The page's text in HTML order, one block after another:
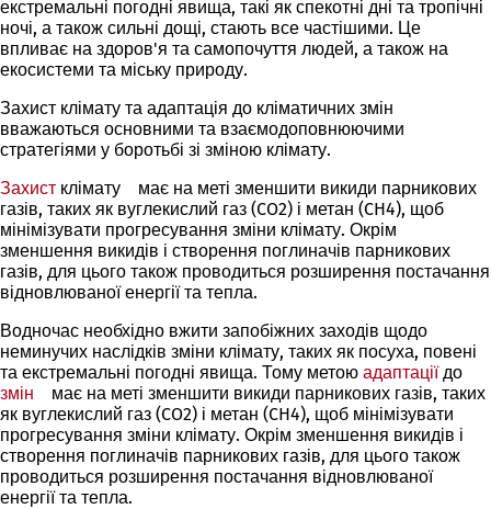
екстремальні погодні явища, такі як спекотні дні та тропічні
ночі, а також сильні дощі, стають все частішими. Це
впливає на здоров'я та самопочуття людей, а також на
екосистеми та міську природу.
Захист клімату та адаптація до кліматичних змін
вважаються основними та взаємодоповнюючими
стратегіями у боротьбі зі зміною клімату.
Захист клімату
(Відкривається
в
новій
вкладці)
має на меті зменшити викиди парникових
газів, таких як вуглекислий газ (CO2) і метан (CH4), щоб
мінімізувати прогресування зміни клімату. Окрім
зменшення викидів і створення поглиначів парникових
газів, для цього також проводиться розширення постачання
відновлюваної енергії та тепла.
Водночас необхідно вжити запобіжних заходів щодо
неминучих наслідків зміни клімату, таких як посуха, повені
та екстремальні погодні явища. Тому метою адаптаціїдо
змін
(Відкривається
в
новій
вкладці)
має на меті зменшити викиди парникових газів, таких
як вуглекислий газ (CO2) і метан (CH4), щоб мінімізувати
прогресування зміни клімату. Окрім зменшення викидів і
створення поглиначів парникових газів, для цього також
проводиться розширення постачання відновлюваної
енергії та тепла.